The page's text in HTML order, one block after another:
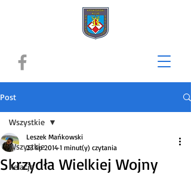
Post
Wszystkie
Relacje
Wszystkie
Skrzydła Wielkiej Wojny
Leszek Mańkowski
23 lip 2014 1 minut(y) czytania